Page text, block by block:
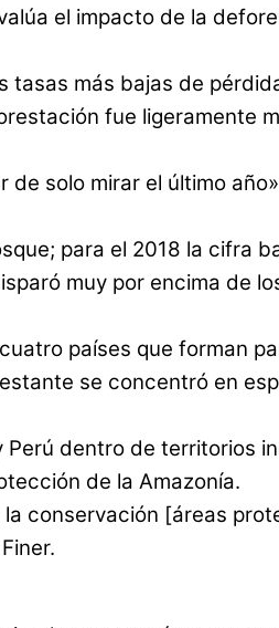
el impacto de la
tasas más bajas de
fue ligeramente
solo mirar el último
para el 2018 la cifra
muy por encima de
países que forman
se concentró en
dentro de territorios
de la Amazonía.
conservación [áreas